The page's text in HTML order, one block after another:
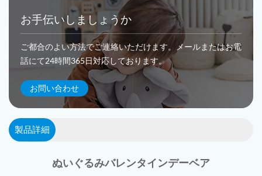
お手伝いしましょうか
ご都合のよい方法でご連絡いただけます。メールまたはお電
話にて24時間365日対応しております。
お問い合わせ
製品詳細
ぬいぐるみバレンタインデーベア